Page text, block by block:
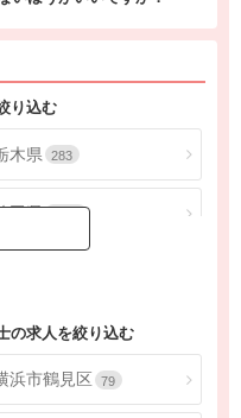
り込む
木県 283
玉県
の求人を絞り込む
浜市鶴見区 79